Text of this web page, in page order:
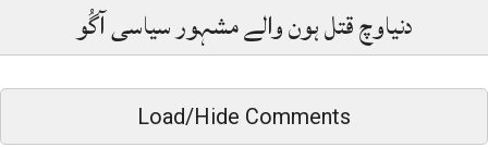
دنیاوچ قتل ہون والے مشہور سیاسی آگُو
Load/Hide Comments